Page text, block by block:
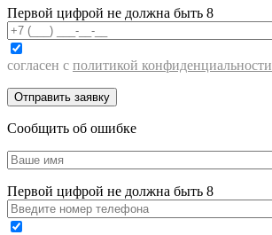
Первой цифрой не должна быть 8
согласен с политикой конфиденциальности
Сообщить об ошибке
Первой цифрой не должна быть 8